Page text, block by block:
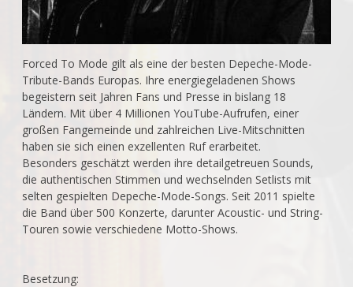
Forced To Mode gilt als eine der besten Depeche-Mode-
Tribute-Bands Europas. Ihre energiegeladenen Shows
begeistern seit Jahren Fans und Presse in bislang 18
Ländern. Mit über 4 Millionen YouTube-Aufrufen, einer
großen Fangemeinde und zahlreichen Live-Mitschnitten
haben sie sich einen exzellenten Ruf erarbeitet.
Besonders geschätzt werden ihre detailgetreuen Sounds,
die authentischen Stimmen und wechselnden Setlists mit
selten gespielten Depeche-Mode-Songs. Seit 2011 spielte
die Band über 500 Konzerte, darunter Acoustic- und String-
Touren sowie verschiedene Motto-Shows.
Besetzung: